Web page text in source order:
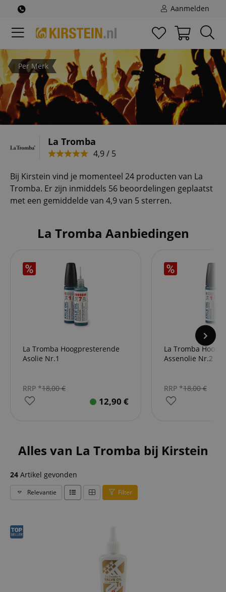
Aanmelden
Per Merk
La Tromba
4,9 / 5
Bij Kirstein vind je momenteel 24 producten van La
Tromba. Er zijn inmiddels 56 beoordelingen geplaatst
met een gemiddelde van 4,9 van 5 sterren.
La Tromba Aanbiedingen
La Tromba Hoogpresterende
Asolie Nr.1
RRP *18,00€
12,90 €
La Tromba
Assenolie Nr.2
RRP *18,00€
Alles van La Tromba bij Kirstein
24 Artikel gevonden
Relevantie Filter